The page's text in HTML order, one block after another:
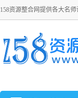
158资源整合网提供各大名